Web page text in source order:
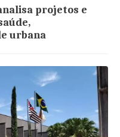
projetos e
urbana